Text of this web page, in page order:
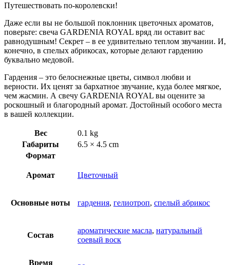
Путешествовать по-королевски!
Даже если вы не большой поклонник цветочных ароматов,
поверьте: свеча GARDENIA ROYAL вряд ли оставит вас
равнодушным! Секрет – в ее удивительно теплом звучании. И,
конечно, в спелых абрикосах, которые делают гардению
буквально медовой.
Гардения – это белоснежные цветы, символ любви и
верности. Их ценят за бархатное звучание, куда более мягкое,
чем жасмин. А свечу GARDENIA ROYAL вы оцените за
роскошный и благородный аромат. Достойный особого места
в вашей коллекции.
Вес
0.1 kg
Габариты
6.5 × 4.5 cm
Формат
Аромат Цветочный
Основные ноты гардения, гелиотроп, спелый абрикос
Состав
ароматические масла, натуральный
соевый воск
Время